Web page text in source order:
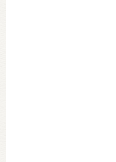
ミュー
おたの